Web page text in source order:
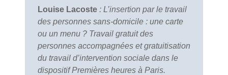
Louise Lacoste : L’insertion par le travail
des personnes sans-domicile : une carte
ou un menu ? Travail gratuit des
personnes accompagnées et gratuitisation
du travail d’intervention sociale dans le
dispositif Premières heures à Paris.